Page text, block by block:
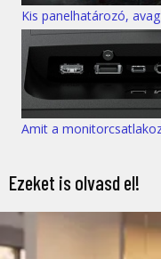
Kis panelhatározó,
Amit a
Ezeket is olvasd el!